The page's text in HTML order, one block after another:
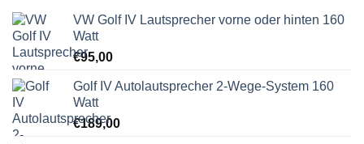
VW Golf IV Lautsprecher vorne oder hinten 160
Watt
€95,00
Golf IV Autolautsprecher 2-Wege-System 160
Watt
€189,00